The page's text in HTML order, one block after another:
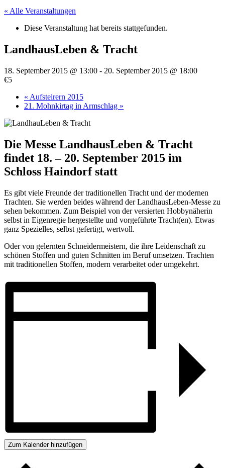
« Alle Veranstaltungen
Diese Veranstaltung hat bereits stattgefunden.
LandhausLeben & Tracht
18. September 2015 @ 13:00 - 20. September 2015 @ 18:00
€5
« Aufsteirern 2015
21. Mohnkirtag in Armschlag »
Die Messe LandhausLeben & Tracht
findet 18. – 20. September 2015 im
Schloss Haindorf statt
Es gibt viele Freunde der traditionellen Tracht und der modernen
Trachten. Sie werden beides während der LandhausLeben-Messe zu
sehen bekommen. Zum Beispiel von der versierten Hobbynäherin
selbst in Eigenregie hergestellte und vorgeführte Tracht(en). Etwas
ganz Spezielles, selbst gefertigt, wertvoll.
Oder von gelernten Schneidermeistern, die ihre Leidenschaft zu
schönen Stoffen und guten Schnitten im Beruf umsetzen. Trachten
mit traditionellen Stoffen, modern verarbeitet oder umgekehrt.
Zum Kalender hinzufügen